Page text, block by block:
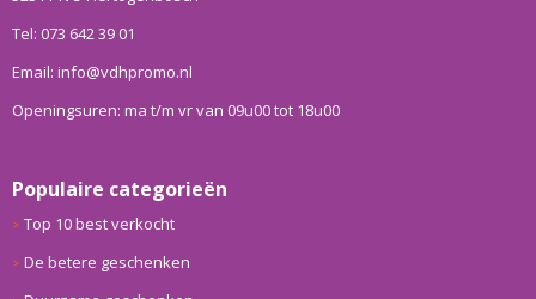
Tel: 073 642 39 01
Email: info@vdhpromo.nl
Openingsuren: ma t/m vr van 09u00 tot 18u00
Populaire categorieën
Top 10 best verkocht
De betere geschenken